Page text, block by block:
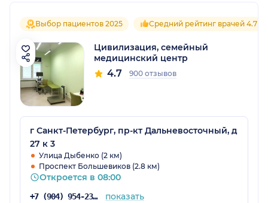
Выбор пациентов 2025 Средний рейтинг врачей 4.7
Цивилизация, семейный
медицинский центр
4.7 900 отзывов
г Санкт-Петербург, пр-кт Дальневосточный, д
27 к 3
Улица Дыбенко (2 км)
Проспект Большевиков (2.8 км)
Откроется в 08:00
+7 (904) 954-23-96 показать